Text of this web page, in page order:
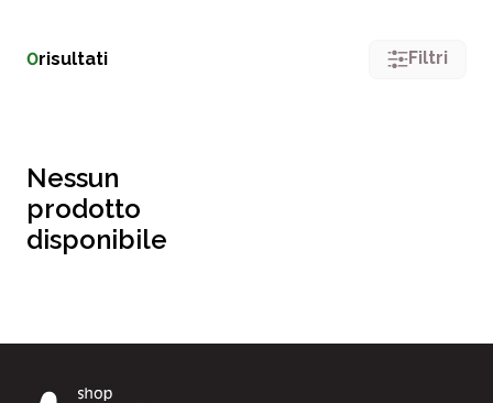
0risultati Filtri
Nessun
prodotto
disponibile